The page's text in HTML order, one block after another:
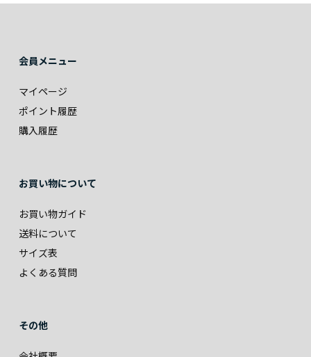
会員メニュー
マイページ
ポイント履歴
購入履歴
お買い物について
お買い物ガイド
送料について
サイズ表
よくある質問
その他